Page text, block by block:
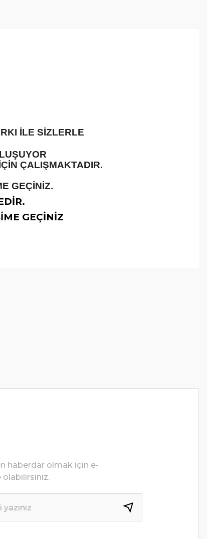
İLE SİZLERLE
ÇALIŞMAKTADIR.
GEÇİNİZ.
GEÇİNİZ
haberdar olmak için e-